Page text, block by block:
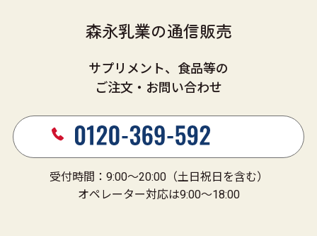
森永乳業の通信販売
サプリメント、食品等の
ご注文・お問い合わせ
受付時間：9:00～20:00（土日祝日を含む）
オペレーター対応は9:00～18:00